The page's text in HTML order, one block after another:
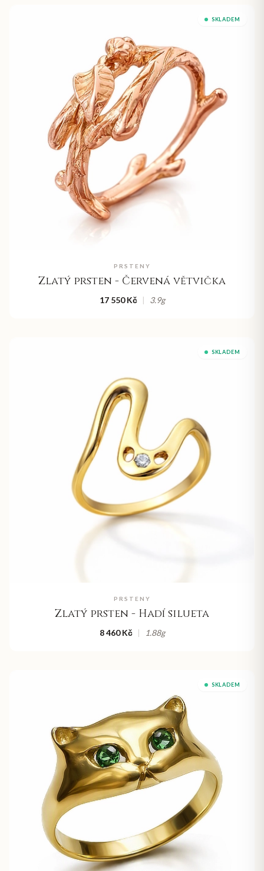
SKLADEM
PRSTENY
Zlatý prsten - Červená větvička
17 550 Kč | 3.9g
SKLADEM
PRSTENY
Zlatý prsten - Hadí silueta
8 460 Kč | 1.88g
SKLADEM